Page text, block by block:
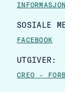
SOSIALE
FACEBOOK
UTGIVER:
CREO –